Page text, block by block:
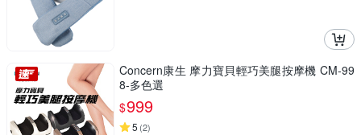
Concern康生 摩力寶貝輕巧美腿按摩機 CM-99
8-多色選
$999
5 (2)